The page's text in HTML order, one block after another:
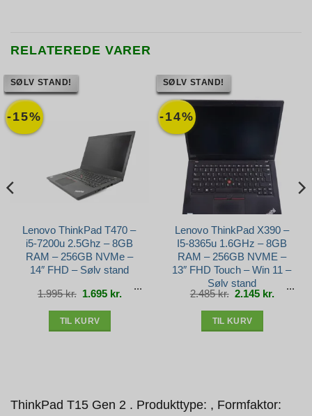
RELATEREDE VARER
-15%
SØLV STAND!
Lenovo ThinkPad T470 –
i5-7200u 2.5Ghz – 8GB
RAM – 256GB NVMe –
14″ FHD – Sølv stand
1.995kr. Den
oprindelige
pris
1.695 kr. Den
aktuelle
pris
TIL KURV
-14%
SØLV STAND!
Lenovo ThinkPad X390 –
I5-8365u 1.6GHz – 8GB
RAM – 256GB NVME –
13″ FHD Touch – Win 11 –
Sølv stand
2.485kr. Den
oprindelige
pris
2.145 kr. Den
aktuelle
pris
TIL KURV
ThinkPad T15 Gen 2 . Produkttype: , Formfaktor: